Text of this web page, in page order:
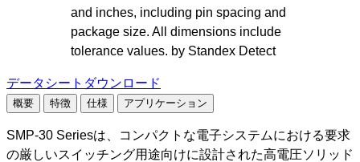
データシートダウンロード
概要 特徴 仕様 アプリケーション
SMP-30 Seriesは、コンパクトな電子システムにおける要求
の厳しいスイッチング用途向けに設計された高電圧ソリッド